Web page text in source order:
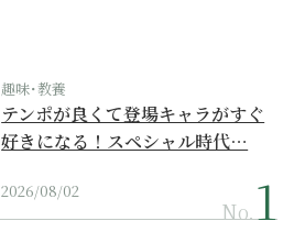
趣味･教養
テンポが良くて登場キャラがすぐ
好きになる！スペシャル時代…
2026/08/02
No.